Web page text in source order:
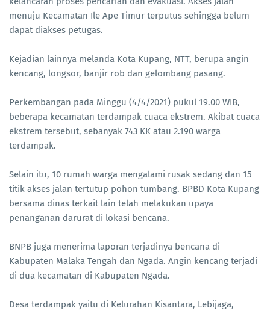
menuju Kecamatan Ile Ape Timur terputus sehingga belum
dapat diakses petugas.
Kejadian lainnya melanda Kota Kupang, NTT, berupa angin
kencang, longsor, banjir rob dan gelombang pasang.
Perkembangan pada Minggu (4/4/2021) pukul 19.00 WIB,
beberapa kecamatan terdampak cuaca ekstrem. Akibat cuaca
ekstrem tersebut, sebanyak 743 KK atau 2.190 warga
terdampak.
Selain itu, 10 rumah warga mengalami rusak sedang dan 15
titik akses jalan tertutup pohon tumbang. BPBD Kota Kupang
bersama dinas terkait lain telah melakukan upaya
penanganan darurat di lokasi bencana.
BNPB juga menerima laporan terjadinya bencana di
Kabupaten Malaka Tengah dan Ngada. Angin kencang terjadi
di dua kecamatan di Kabupaten Ngada.
Desa terdampak yaitu di Kelurahan Kisantara, Lebijaga,